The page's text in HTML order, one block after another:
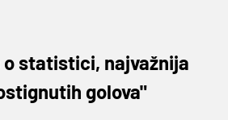
o statistici, najvažnija
golova"